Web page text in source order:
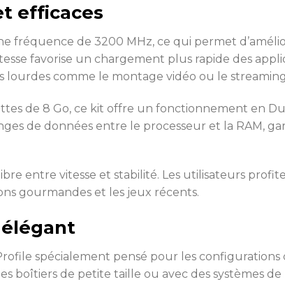
efficaces
fréquence de 3200 MHz, ce qui permet
favorise un chargement plus rapide des
lourdes comme le montage vidéo ou le
de 8 Go, ce kit offre un fonctionnement en
de données entre le processeur et la RAM,
entre vitesse et stabilité. Les utilisateurs
gourmandes et les jeux récents.
spécialement pensé pour les configurations
boîtiers de petite taille ou avec des systèmes